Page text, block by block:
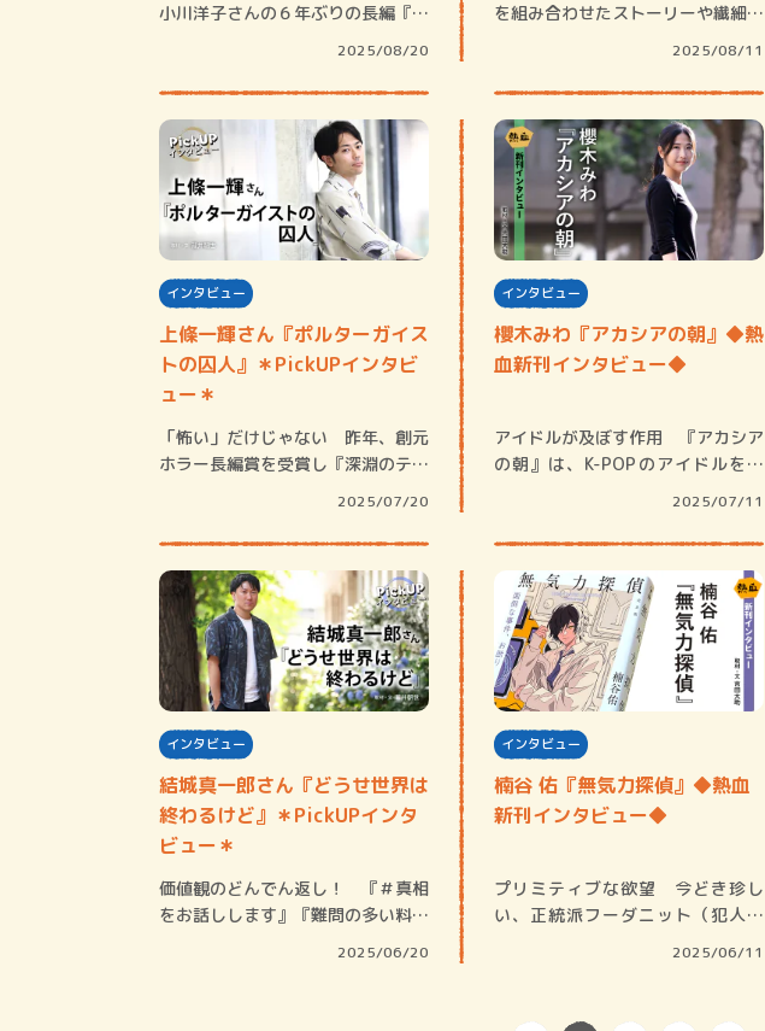
小川洋子さんの６年ぶりの長編『サ
2025/08/20
を組み合わせたストーリーや繊細な
2025/08/11
インタビュー
上條一輝さん『ポルターガイス
トの囚人』＊PickUPインタビ
ュー＊
「怖い」だけじゃない 昨年、創元
ホラー長編賞を受賞し『深淵のテレ
2025/07/20
インタビュー
櫻木みわ『アカシアの朝』◆熱
血新刊インタビュー◆
アイドルが及ぼす作用 『アカシア
の朝』は、K-POPのアイドルを目
2025/07/11
インタビュー
結城真一郎さん『どうせ世界は
終わるけど』＊PickUPインタ
ビュー＊
価値観のどんでん返し！ 『＃真相
をお話しします』『難問の多い料理
2025/06/20
インタビュー
楠谷 佑『無気力探偵』◆熱血
新刊インタビュー◆
プリミティブな欲望 今どき珍し
い、正統派フーダニット（犯人当
2025/06/11